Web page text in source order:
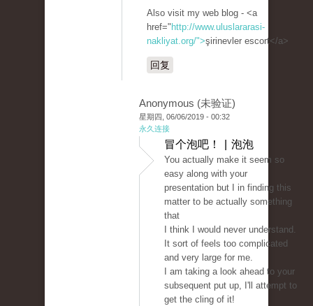
Also visit my web blog - <a
href=" http://www.uluslararasi-
nakliyat.org/">şirinevler escort</a>
回复
Anonymous (未验证)
星期四, 06/06/2019 - 00:32
永久连接
冒个泡吧！ | 泡泡
You actually make it seem so
easy along with your
presentation but I in finding this
matter to be actually something
that
I think I would never understand.
It sort of feels too complicated
and very large for me.
I am taking a look ahead to your
subsequent put up, I'll attempt to
get the cling of it!